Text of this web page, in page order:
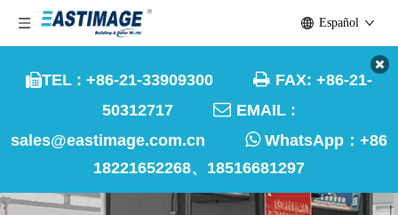
TEL : +86-21-33909300  FAX: +86-21-
50312717  EMAIL :
sales@eastimage.com.cn
WhatsApp： +86
18221652268、18516681297
Español